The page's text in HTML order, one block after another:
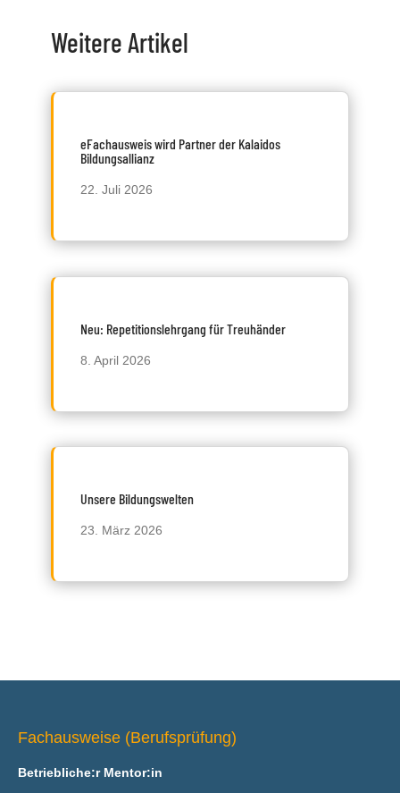
Weitere Artikel
eFachausweis wird Partner der Kalaidos
Bildungsallianz
22. Juli 2026
Neu: Repetitionslehrgang für Treuhänder
8. April 2026
Unsere Bildungswelten
23. März 2026
Fachausweise (Berufsprüfung)
Betriebliche:r Mentor:in